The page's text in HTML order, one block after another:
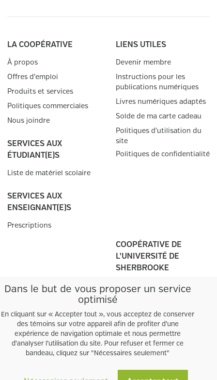
Dans le but de vous proposer un service
optimisé
En cliquant sur « Accepter tout », vous acceptez de conserver
des témoins sur votre appareil afin de profiter d’une
expérience de navigation optimale et nous permettre
d'analyser l’utilisation du site. Pour refuser et fermer ce
bandeau, cliquez sur "Nécessaires seulement"
LA COOPÉRATIVE
À propos
Offres d'emploi
Produits et services
Politiques commerciales
Nous joindre
SERVICES AUX
ÉTUDIANT(E)S
Liste de matériel scolaire
SERVICES AUX
ENSEIGNANT(E)S
Prescriptions
LIENS UTILES
Devenir membre
Instructions pour les
publications numériques
Livres numériques adaptés
Solde de ma carte cadeau
Politiques d'utilisation du
site
Politiques de confidentialité
COOPÉRATIVE DE
L'UNIVERSITÉ DE
SHERBROOKE
2500, boul. de l'Université
Tél.: 819 821-3599
Heures d'ouverture
Autres points de
Facebook
Twitter